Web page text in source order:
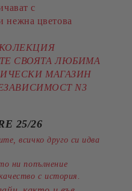
с
нежна цветова
КОЛЕКЦИЯ
СВОЯТА ЛЮБИМА
МАГАЗИН
N3
25/26
всичко друго си идва
ни попълнение
с история.